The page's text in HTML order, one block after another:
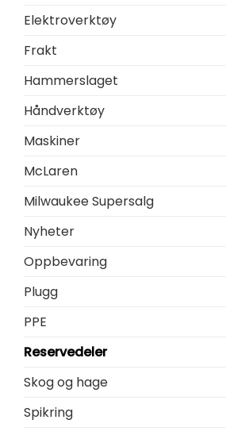
Elektroverktøy
Frakt
Hammerslaget
Håndverktøy
Maskiner
McLaren
Milwaukee Supersalg
Nyheter
Oppbevaring
Plugg
PPE
Reservedeler
Skog og hage
Spikring